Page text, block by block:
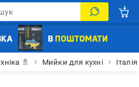
🚿 Мийки для кухні Італія